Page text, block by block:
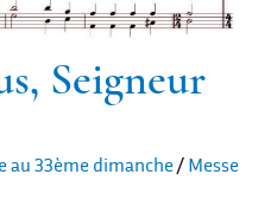
Seigneur
au 33ème dimanche/ Messe